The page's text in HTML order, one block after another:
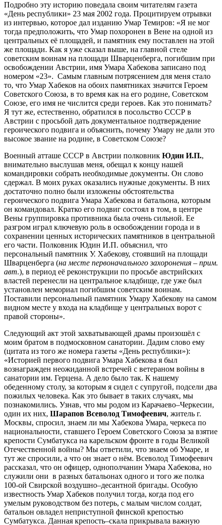
Подробно эту историю поведала своим читателям газета
«День республики» 23 мая 2002 года. Процитируем отрывки
из интервью, которое дал изданию Умар Темиров: «Я не мог
тогда предположить, что Умар похоронен в Вене на одной из
центральных её площадей, и памятник ему поставлен на этой
же площади. Как я уже сказал выше, на главной стеле
советским воинам на площади Шварценберга, погибшим при
освобождении Австрии, имя Умара Хабекова записано под
номером «23». Самым главным потрясением для меня стало
то, что Умар Хабеков на обоих памятниках значится Героем
Советского Союза, в то время как на его родине, Советском
Союзе, его имя не числится среди героев. Как это понимать?
Я тут же, естественно, обратился в посольство СССР в
Австрии с просьбой дать документальное подтверждение
героического подвига и объяснить, почему Умару не дали это
высокое звание на родине, в Советском Союзе?
Военный атташе СССР в Австрии полковник Юдин И.П.,
внимательно выслушав меня, обещал к концу нашей
командировки собрать необходимые документы. Он слово
сдержал. В моих руках оказались нужные документы. В них
достаточно полно были изложены обстоятельства
героического подвига Умара Хабекова и батальона, которым
он командовал. Кратко его подвиг состоял в том, в центре
Вены группировка противника была очень сильной. Ее
разгром играл ключевую роль в освобождении города и в
сохранении ценных исторических памятников в центральной
его части. Полковник Юдин И.П. объяснил, что
персональный памятник У. Хабекову, стоявший на площади
Шварценберга (на месте первоначального захоронения – прим.
авт.), в период её реконструкции по просьбе австрийских
властей перенесли на центральное кладбище, где уже был
установлен мемориал погибшим советским воинам.
Поставили персональный памятник Умару Хабекову на самом
видном месте у входа на кладбище у центральных ворот с
правой стороны».
Следующий акт этой захватывающей драмы произошёл с
моим братом в подмосковном санатории. Дадим слово ему
(цитата из того же номера газеты «День республики»):
«Историей первого подвига Умара Хабекова я был
вознагражден неожиданной встречей с ветераном войны в
санатории им. Герцена. А дело было так. К нашему
обеденному столу, за которым я сидел с супругой, подсели два
пожилых человека. Как это бывает в таких случаях, мы
познакомились. Узнав, что мы родом из Карачаево–Черкесии,
один их них, Шарапов Всеволод Тимофеевич, житель г.
Москвы, спросил, знаем ли мы Хабекова Умара, черкеса по
национальности, ставшего Героем Советского Союза за взятие
крепости Сумбатукса на карельском фронте в годы Великой
Отечественной войны? Мы ответили, что знаем об Умаре, и
тут же спросили, а что он знает о нём. Всеволод Тимофеевич
рассказал, что он офицер, однополчанин Умара Хабекова, но
служили они в разных батальонах одного и того же полка
100-ой Свирской воздушно–десантной бригады. Особую
известность Умар Хабеков получил тогда, когда под его
умелым руководством без потерь, с малым числом солдат,
батальон овладел неприступной финской крепостью
Сумбатукса. Данная крепость–скала прикрывала важную